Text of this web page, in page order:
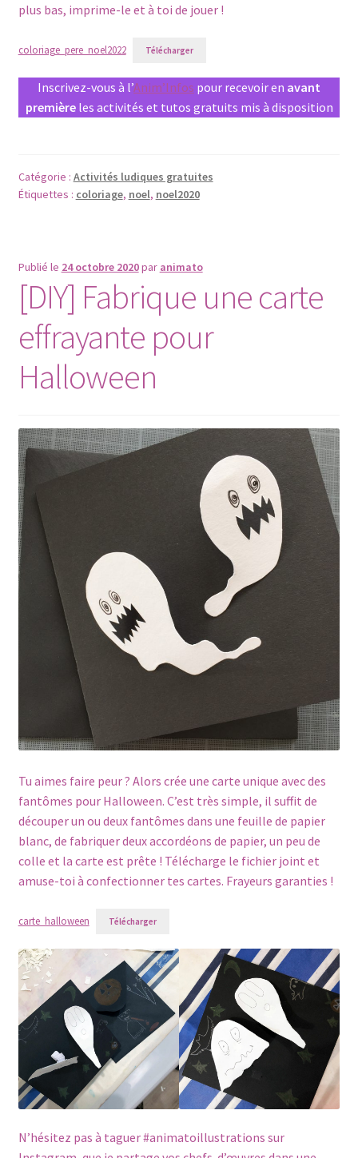
plus bas, imprime-le et à toi de jouer !
coloriage_pere_noel2022 Télécharger
Inscrivez-vous à l’Anim’Infos pour recevoir en avant
premièreles activités et tutos gratuits mis à disposition
Catégorie : Activités ludiques gratuites
Étiquettes : coloriage, noel, noel2020
Publié le 24 octobre 2020par animato
[DIY] Fabrique une carte
effrayante pour
Halloween
Tu aimes faire peur ? Alors crée une carte unique avec des
fantômes pour Halloween. C’est très simple, il suffit de
découper un ou deux fantômes dans une feuille de papier
blanc, de fabriquer deux accordéons de papier, un peu de
colle et la carte est prête ! Télécharge le fichier joint et
amuse-toi à confectionner tes cartes. Frayeurs garanties !
carte_halloween Télécharger
N’hésitez pas à taguer #animatoillustrations sur